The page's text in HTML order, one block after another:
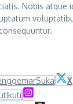
Nobis atque
Suka
X
Ikuti